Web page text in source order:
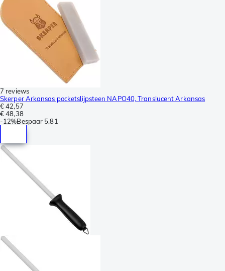
7 reviews
Skerper Arkansas pocketslijpsteen NAPO40, Translucent Arkansas
€ 42,57
€ 48,38
-12%Bespaar 5,81